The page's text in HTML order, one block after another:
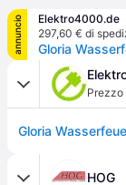
annuncio
Elektro4000.de
297,60 € di
Prezzo
HOG